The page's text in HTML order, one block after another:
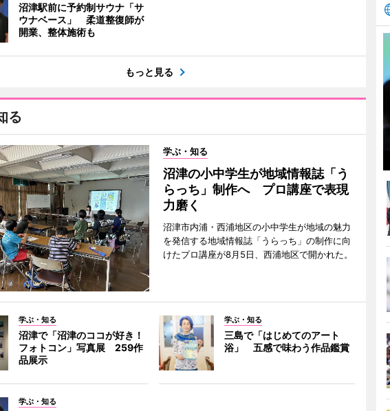
沼津駅前に予約制サウナ「サ
ウナベース」 柔道整復師が
開業、整体施術も
もっと見る
る
学ぶ・知る
沼津の小中学生が地域情報誌「う
らっち」制作へ プロ講座で表現
力磨く
沼津市内浦・西浦地区の小中学生が地域の魅力
を発信する地域情報誌「うらっち」の制作に向
けたプロ講座が8月5日、西浦地区で開かれた。
学ぶ・知る
沼津で「沼津のココが好き！
フォトコン」写真展 259作
品展示
学ぶ・知る
三島で「はじめてのアート
浴」 五感で味わう作品鑑賞
学ぶ・知る